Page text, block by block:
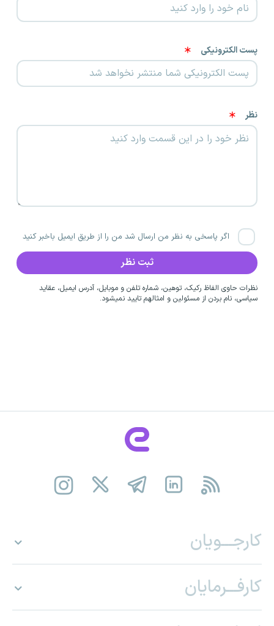
پست الکترونیکی
نظر
اگر پاسخی به نظر من ارسال شد من را از طریق ایمیل باخبر کنید
نظرات حاوی الفاظ رکیک، توهین، شماره تلفن و موبایل، آدرس ایمیل، عقاید
سیاسی، نام بردن از مسئولین و امثالهم تایید نمیشود.
کارجـــویان
کارفـــرمایان